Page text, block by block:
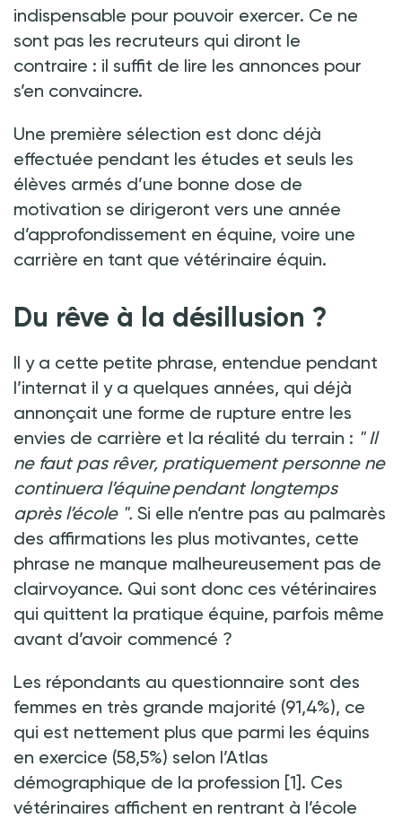
indispensable pour pouvoir exercer. Ce ne
sont pas les recruteurs qui diront le
contraire : il suffit de lire les annonces pour
s’en convaincre.
Une première sélection est donc déjà
effectuée pendant les études et seuls les
élèves armés d’une bonne dose de
motivation se dirigeront vers une année
d’approfondissement en équine, voire une
carrière en tant que vétérinaire équin.
Du rêve à la désillusion ?
Il y a cette petite phrase, entendue pendant
l’internat il y a quelques années, qui déjà
annonçait une forme de rupture entre les
envies de carrière et la réalité du terrain : " Il
ne faut pas rêver, pratiquement personne ne
continuera l’équine pendant longtemps
après l’école ". Si elle n’entre pas au palmarès
des affirmations les plus motivantes, cette
phrase ne manque malheureusement pas de
clairvoyance. Qui sont donc ces vétérinaires
qui quittent la pratique équine, parfois même
avant d’avoir commencé ?
Les répondants au questionnaire sont des
femmes en très grande majorité (91,4%), ce
qui est nettement plus que parmi les équins
en exercice (58,5%) selon l’Atlas
démographique de la profession [1]. Ces
vétérinaires affichent en rentrant à l’école